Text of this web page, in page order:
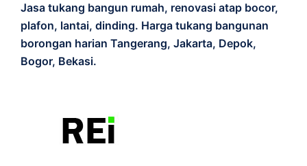
Jasa tukang bangun rumah, renovasi atap bocor,
plafon, lantai, dinding. Harga tukang bangunan
borongan harian Tangerang, Jakarta, Depok,
Bogor, Bekasi.